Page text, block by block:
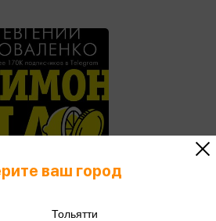
ваш город
Тольятти